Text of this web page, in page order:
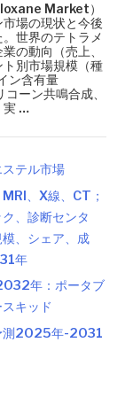
Market）
場の現状と今後
世界のテトラメ
の動向（売上、
別市場規模（種
ン含有量
ーン共鳴合成、
実 …
テル市場
、X線、CT；
、診断センタ
、シェア、成
年
年：ポータブ
キッド
測2025年-2031